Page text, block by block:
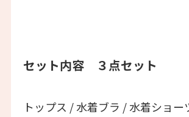
セット内容 ３点セット
トップス / 水着ブラ / 水着ショー